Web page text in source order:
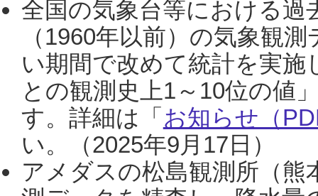
全国の気象台等における過
（1960年以前）の気象観
い期間で改めて統計を実
との観測史上1～10位の値
す。詳細は「 お知らせ（
い。（2025年9月17日）
アメダスの松島観測所（熊